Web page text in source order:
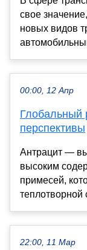
свое
новых видов
00:00, 12 Апр
Глобальный
перспективы
Антрацит —
высоким
примесей,
теплотворной
22:00, 11 Мар